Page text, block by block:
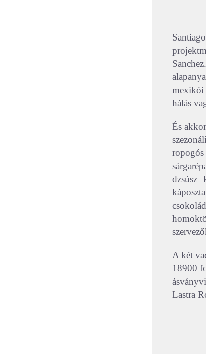
mexikói
hálás
És
dzsúsz
A két
18900
Lastra